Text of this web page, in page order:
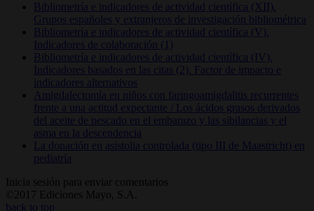
Bibliometría e indicadores de actividad científica (XII).
Grupos españoles y extranjeros de investigación bibliométrica
Bibliometría e indicadores de actividad científica (V).
Indicadores de colaboración (1)
Bibliometría e indicadores de actividad científica (IV).
Indicadores basados en las citas (2). Factor de impacto e
indicadores alternativos
Amigdalectomía en niños con faringoamigdalitis recurrentes
frente a una actitud expectante / Los ácidos grasos derivados
del aceite de pescado en el embarazo y las sibilancias y el
asma en la descendencia
La donación en asistolia controlada (tipo III de Maastricht) en
pediatría
Inicia sesión para enviar comentarios
©2017 Ediciones Mayo, S.A.
back to top